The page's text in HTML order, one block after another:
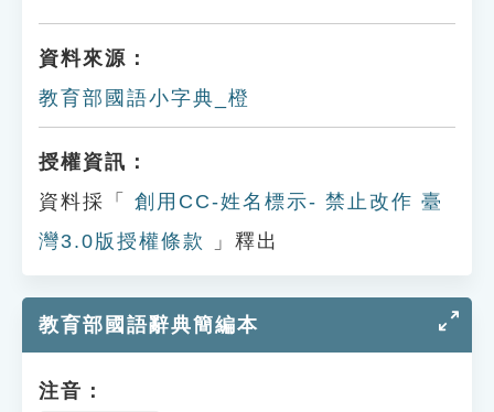
資料來源：
教育部國語小字典_橙
授權資訊：
資料採「
創用CC-姓名標示- 禁止改作 臺
灣3.0版授權條款
」釋出
教育部國語辭典簡編本
注音：